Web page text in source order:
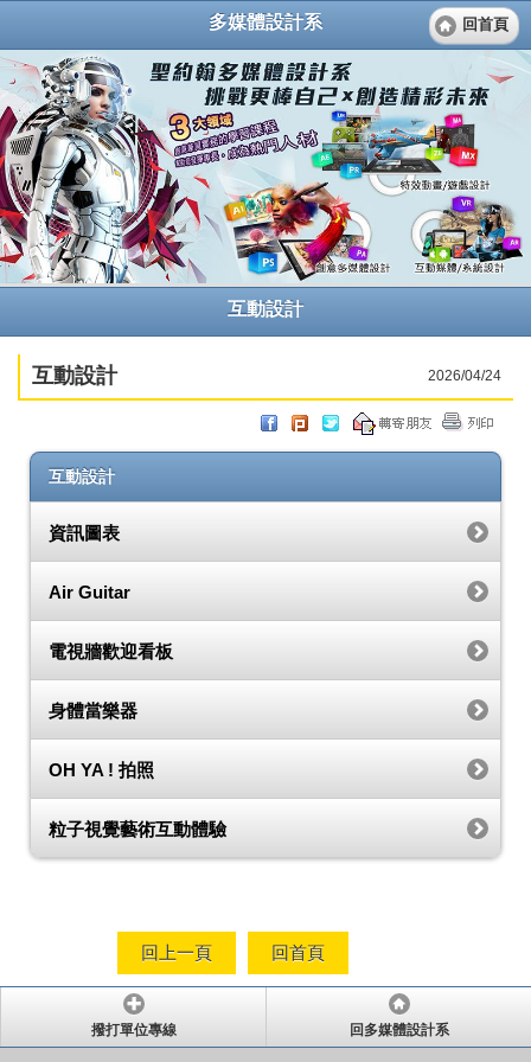
多媒體設計系 回首頁
互動設計
互動設計 2026/04/24
互動設計
資訊圖表
Air Guitar
電視牆歡迎看板
身體當樂器
OH YA ! 拍照
粒子視覺藝術互動體驗
回上一頁 回首頁
撥打單位專線 回多媒體設計系